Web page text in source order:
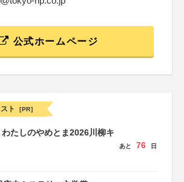
公式ホームページ
ト [PR]
たしのやめとま2026川柳キ
あと 76 日